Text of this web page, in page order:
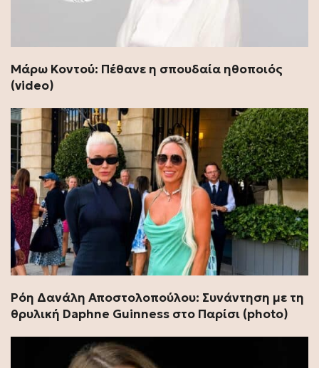
Μάρω Κοντού: Πέθανε η σπουδαία ηθοποιός
(video)
Ρόη Δανάλη Αποστολοπούλου: Συνάντηση με τη
θρυλική Daphne Guinness στο Παρίσι (photo)